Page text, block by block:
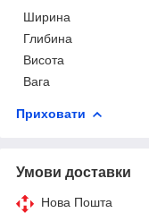
Ширина
Глибина
Висота
Вага
Приховати
Умови доставки
Нова Пошта